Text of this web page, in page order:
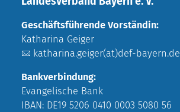
Geschäftsführende Vorständin:
Katharina Geiger
katharina.geiger(at)def-bayern.de
Bankverbindung:
Evangelische Bank
IBAN: DE19 5206 0410 0003 5080 56